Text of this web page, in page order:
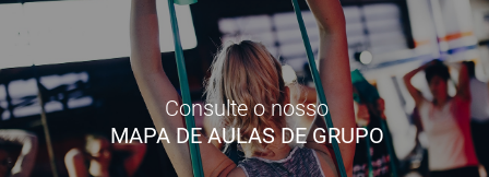
Consulte o nosso
MAPA DE AULAS DE GRUPO